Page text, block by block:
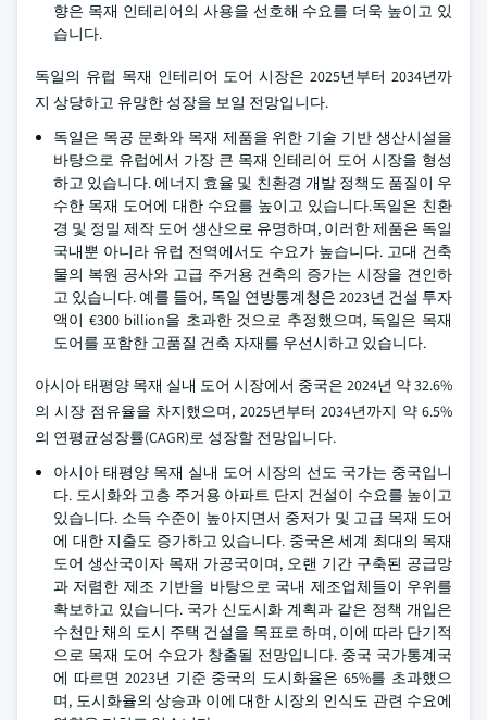
향은 목재 인테리어의 사용을 선호해 수요를 더욱 높이고 있
습니다.
독일의 유럽 목재 인테리어 도어 시장은 2025년부터 2034년까
지 상당하고 유망한 성장을 보일 전망입니다.
독일은 목공 문화와 목재 제품을 위한 기술 기반 생산시설을
바탕으로 유럽에서 가장 큰 목재 인테리어 도어 시장을 형성
하고 있습니다. 에너지 효율 및 친환경 개발 정책도 품질이 우
수한 목재 도어에 대한 수요를 높이고 있습니다.독일은 친환
경 및 정밀 제작 도어 생산으로 유명하며, 이러한 제품은 독일
국내뿐 아니라 유럽 전역에서도 수요가 높습니다. 고대 건축
물의 복원 공사와 고급 주거용 건축의 증가는 시장을 견인하
고 있습니다. 예를 들어, 독일 연방통계청은 2023년 건설 투자
액이 €300 billion을 초과한 것으로 추정했으며, 독일은 목재
도어를 포함한 고품질 건축 자재를 우선시하고 있습니다.
아시아 태평양 목재 실내 도어 시장에서 중국은 2024년 약 32.6%
의 시장 점유율을 차지했으며, 2025년부터 2034년까지 약 6.5%
의 연평균성장률(CAGR)로 성장할 전망입니다.
아시아 태평양 목재 실내 도어 시장의 선도 국가는 중국입니
다. 도시화와 고층 주거용 아파트 단지 건설이 수요를 높이고
있습니다. 소득 수준이 높아지면서 중저가 및 고급 목재 도어
에 대한 지출도 증가하고 있습니다. 중국은 세계 최대의 목재
도어 생산국이자 목재 가공국이며, 오랜 기간 구축된 공급망
과 저렴한 제조 기반을 바탕으로 국내 제조업체들이 우위를
확보하고 있습니다. 국가 신도시화 계획과 같은 정책 개입은
수천만 채의 도시 주택 건설을 목표로 하며, 이에 따라 단기적
으로 목재 도어 수요가 창출될 전망입니다. 중국 국가통계국
에 따르면 2023년 기준 중국의 도시화율은 65%를 초과했으
며, 도시화율의 상승과 이에 대한 시장의 인식도 관련 수요에